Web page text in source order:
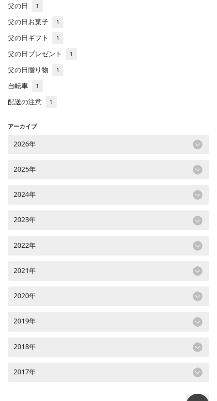
父の日 1
父の日お菓子 1
父の日ギフト 1
父の日プレゼント 1
父の日贈り物 1
自転車 1
配送の注意 1
アーカイブ
2026年
2025年
2024年
2023年
2022年
2021年
2020年
2019年
2018年
2017年